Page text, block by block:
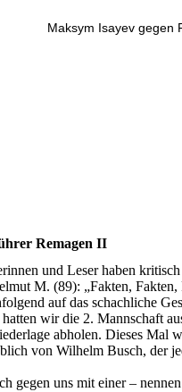
Maksym Isayev gegen
Remagen II
und Leser haben
M. (89): „Fakten,
auf das schachliche
wir die 2. Mannschaft
abholen. Dieses
von Wilhelm Busch, der
gegen uns mit einer –